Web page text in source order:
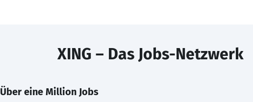
XING – Das Jobs-Netzwerk
Über eine Million Jobs